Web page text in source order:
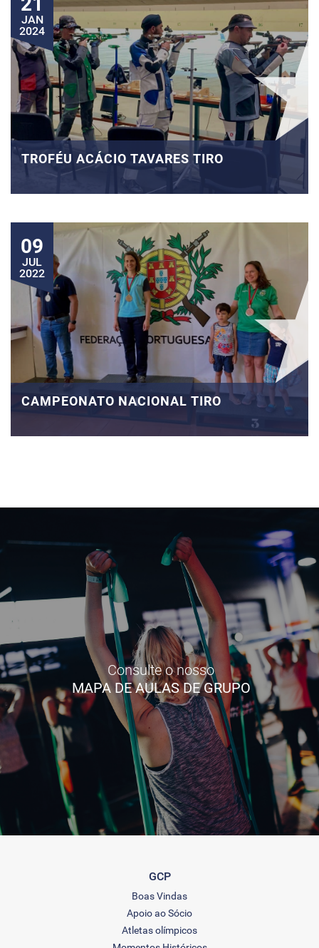
JAN
2024
TROFÉU ACÁCIO TAVARES TIRO
09
JUL
2022
CAMPEONATO NACIONAL TIRO
Consulte o nosso
MAPA DE AULAS DE GRUPO
GCP
Boas Vindas
Apoio ao Sócio
Atletas olímpicos